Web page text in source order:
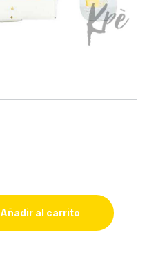
Añadir al carrito